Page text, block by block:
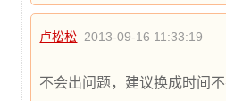
卢松松 2013-09-16 11:33:19
不会出问题，建议换成时间